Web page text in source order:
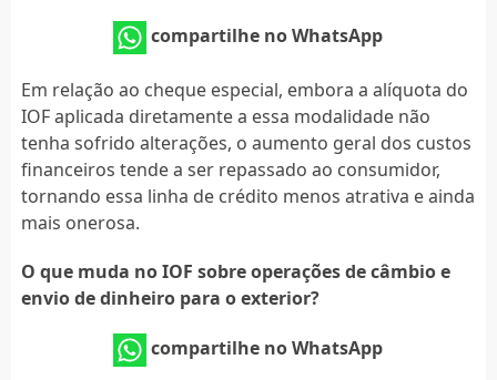
compartilhe no WhatsApp
Em relação ao cheque especial, embora a alíquota do
IOF aplicada diretamente a essa modalidade não
tenha sofrido alterações, o aumento geral dos custos
financeiros tende a ser repassado ao consumidor,
tornando essa linha de crédito menos atrativa e ainda
mais onerosa.
O que muda no IOF sobre operações de câmbio e
envio de dinheiro para o exterior?
compartilhe no WhatsApp